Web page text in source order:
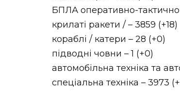
БПЛА оперативно-
крилаті ракети / – 3859 (+18)
кораблі / катери – 28 (+0)
підводні човни – 1 (+0)
автомобільна техніка та
спеціальна техніка – 3973